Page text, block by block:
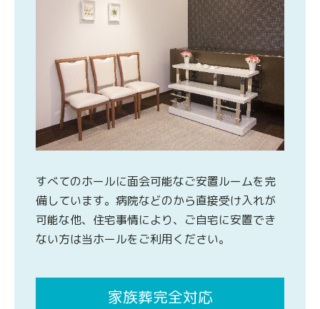
すべてのホールに面会可能なご安置ルームを完
備しています。病院などのから直接受け入れが
可能な他、住宅事情により、ご自宅に安置でき
ない方は当ホールをご利用ください。
家族葬完全対応